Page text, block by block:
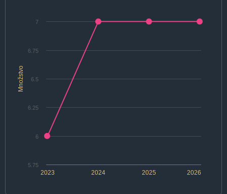
Množstvo
2024 2026
2023 2025
5.75
6
6.25
6.5
6.75
7